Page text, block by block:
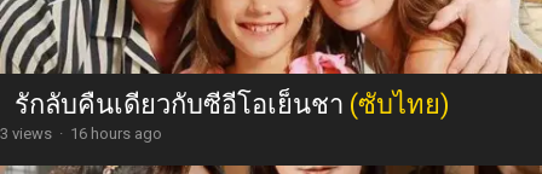
รักลับคืนเดียวกับซีอีโอเย็นชา (ซับไทย)
3 views · 16 hours ago